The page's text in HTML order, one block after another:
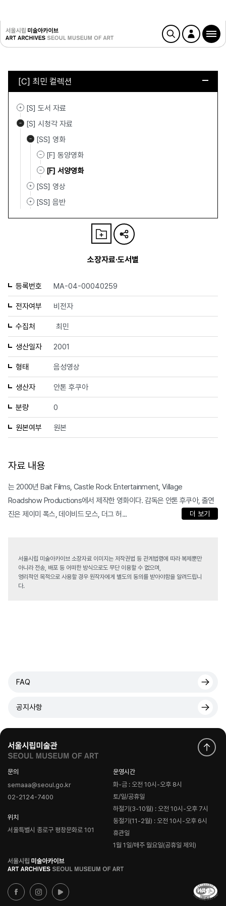
[C] 최민 컬렉션
[S] 도서 자료
[S] 시청각 자료
[SS] 영화
[F] 동양영화
[F] 서양영화
[SS] 영상
[SS] 음반
소장자료·도서별
등록번호 MA-04-00040259
전자여부 비전자
수집처 최민
생산일자 2001
형태 음성영상
생산자 안톤 후쿠아
분량 0
원본여부 원본
자료 내용
는 2000년 Bait Films, Castle Rock Entertainment, Village
Roadshow Productions에서 제작한 영화이다. 감독은 안톤 후쿠아, 출연
진은 제이미 폭스, 데이비드 모스, 더그 허...
더 보기
서울시립 미술아카이브 소장자료 이미지는 저작권법 등 관계법령에 따라 복제뿐만
아니라 전송, 배포 등 어떠한 방식으로도 무단 이용할 수 없으며,
영리적인 목적으로 사용할 경우 원작자에게 별도의 동의를 받아야함을 알려드립니
다.
FAQ
공지사항
문의
semaaa@seoul.go.kr
02-2124-7400
위치
서울특별시 종로구 평창문화로 101
운영시간
화-금 : 오전 10시-오후 8시
토/일/공휴일
하절기(3-10월) : 오전 10시-오후 7시
동절기(11-2월) : 오전 10시-오후 6시
휴관일
1월 1일/매주 월요일(공휴일 제외)
로
고